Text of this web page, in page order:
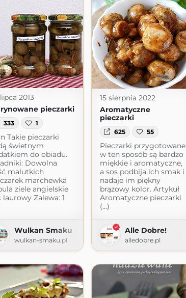
2013
pieczarki
333 1
Takie pieczarki
świetnym
do obiadu.
Dowolna
malutkich
marchewka
ziele angielskie
laurowy Zalewa: 1
Wulkan Smaku
wulkan-smaku.pl
15 sierpnia 2022
Aromatyczne
pieczarki
625 55
Pieczarki przygotowane
w ten sposób są bardzo
miękkie i aromatyczne,
a sos podbija ich smak i
nadaje im piękny
brązowy kolor. Artykuł
Aromatyczne pieczarki
(...)
Alle Dobre!
alledobre.pl